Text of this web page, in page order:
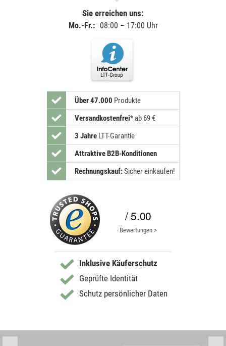
Sie erreichen uns:
Mo.-Fr.: 08:00 – 17:00 Uhr
Über 47.000 Produkte
Versandkostenfrei* ab 69 €
3 JahreLTT-Garantie
Attraktive B2B-Konditionen
Rechnungskauf:Sicher einkaufen!
/ 5.00
Bewertungen >
Inklusive Käuferschutz
Geprüfte Identität
Schutz persönlicher Daten